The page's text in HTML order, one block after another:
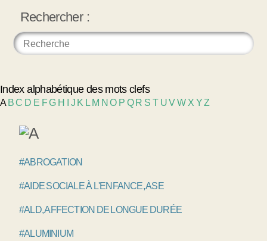
Rechercher :
Index alphabétique des mots clefs
A BC D E FG H J K L M NO P Q R S T UVW X YZ
#ABROGATION
#AIDE SOCIALE À L'ENFANCE, ASE
#ALD, AFFECTION DE LONGUE DURÉE
#ALUMINIUM